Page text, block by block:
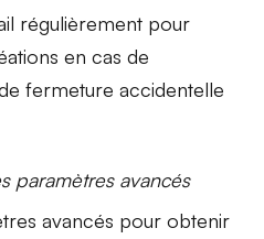
régulièrement pour
en cas de
fermeture accidentelle
paramètres avancés
avancés pour obtenir